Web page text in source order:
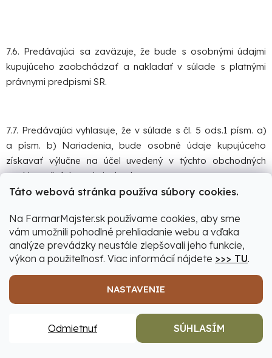
Táto webová stránka používa súbory cookies.
Na FarmarMajster.sk používame cookies, aby sme
vám umožnili pohodlné prehliadanie webu a vďaka
analýze prevádzky neustále zlepšovali jeho funkcie,
výkon a použiteľnosť. Viac informácií nájdete >>> TU.
NASTAVENIE
Odmietnuť SÚHLASÍM
7.6. Predávajúci sa zaväzuje, že bude s osobnými údajmi
kupujúceho zaobchádzať a nakladať v súlade s platnými
právnymi predpismi SR.
7.7. Predávajúci vyhlasuje, že v súlade s čl. 5 ods.1 písm. a)
a písm. b) Nariadenia, bude osobné údaje kupujúceho
získavať výlučne na účel uvedený v týchto obchodných
a reklamačných podmienkach.
7.8. Predávajúci vyhlasuje, že na iné účely ako je uvedené
v týchto obchodných a reklamačných podmienkach bude
získavať osobné údaje kupujúceho vždy osobitne na
tieto osobné údaje budú spracúvať a využívať výlučne
spôsobom, ktorý zodpovedá účelu na ktorý boli
zhromaždené a nebude ich združovať s osobnými údajmi,
ktoré boli získané na iný účel alebo na účel plnenia kúpnej